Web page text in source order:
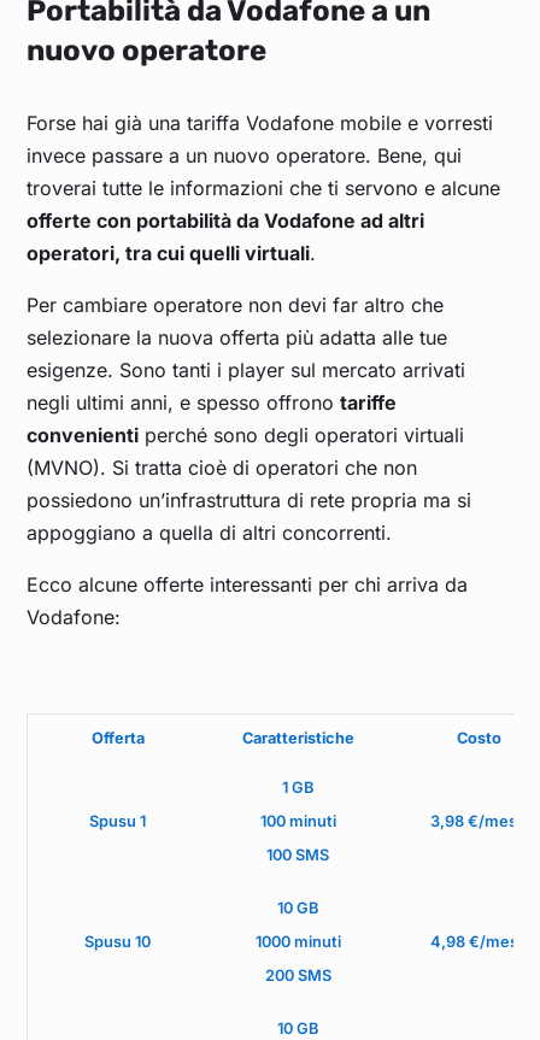
Portabilità da Vodafone a un
nuovo operatore
Forse hai già una tariffa Vodafone mobile e vorresti
invece passare a un nuovo operatore. Bene, qui
troverai tutte le informazioni che ti servono e alcune
offerte con portabilità da Vodafone ad altri
operatori, tra cui quelli virtuali.
Per cambiare operatore non devi far altro che
selezionare la nuova offerta più adatta alle tue
esigenze. Sono tanti i player sul mercato arrivati
negli ultimi anni, e spesso offronotariffe
convenienti perché sono degli operatori virtuali
(MVNO). Si tratta cioè di operatori che non
possiedono un’infrastruttura di rete propria ma si
appoggiano a quella di altri concorrenti.
Ecco alcune offerte interessanti per chi arriva da
Vodafone:
Offerta Caratteristiche Costo
Spusu 1
1 GB
100 minuti
100 SMS
3,98 €/mese
Spusu 10
10 GB
1000 minuti
200 SMS
4,98 €/mese
10 GB